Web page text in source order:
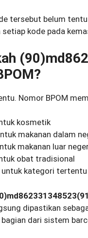
tersebut belum
setiap kode pada
Nomor BPOM
kosmetik
makanan dalam
makanan luar
obat tradisional
untuk kategori tertentu
dipastikan
dari sistem